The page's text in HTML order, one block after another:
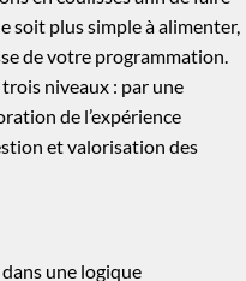
soit plus simple à alimenter,
de votre programmation.
niveaux : par une
de l’expérience
et valorisation des
une logique